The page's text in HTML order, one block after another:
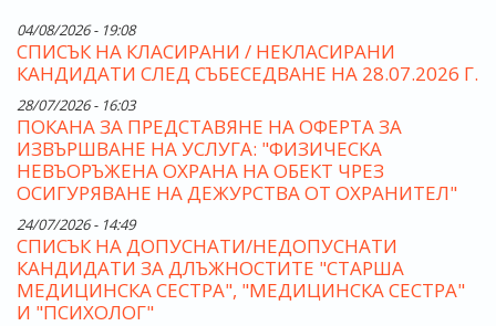
04/08/2026 - 19:08
СПИСЪК НА КЛАСИРАНИ / НЕКЛАСИРАНИ
КАНДИДАТИ СЛЕД СЪБЕСЕДВАНЕ НА 28.07.2026 Г.
28/07/2026 - 16:03
ПОКАНА ЗА ПРЕДСТАВЯНЕ НА ОФЕРТА ЗА
ИЗВЪРШВАНЕ НА УСЛУГА: "ФИЗИЧЕСКА
НЕВЪОРЪЖЕНА ОХРАНА НА ОБЕКТ ЧРЕЗ
ОСИГУРЯВАНЕ НА ДЕЖУРСТВА ОТ ОХРАНИТЕЛ"
24/07/2026 - 14:49
СПИСЪК НА ДОПУСНАТИ/НЕДОПУСНАТИ
КАНДИДАТИ ЗА ДЛЪЖНОСТИТЕ "СТАРША
МЕДИЦИНСКА СЕСТРА", "МЕДИЦИНСКА СЕСТРА"
И "ПСИХОЛОГ"